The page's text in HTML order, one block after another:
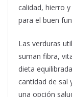
calidad, hierro
para el buen
Las verduras
suman fibra,
dieta
cantidad de sal
una opción